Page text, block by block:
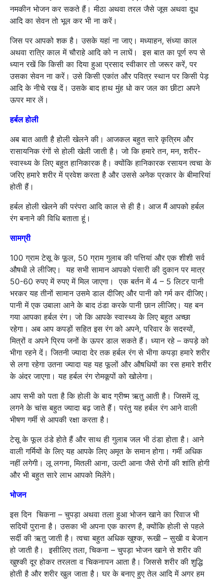
नमकीन भोजन कर सकते हैं। मीठा अथवा तरल जैसे जूस अथवा दूध
आदि का सेवन तो भूल कर भी ना करें।
जिस पर आपको शक है। उसके यहां ना जाए। मध्याहन, संध्या काल
अथवा रात्रि काल में चौराहे आदि को न लाघें। इस बात का पूर्ण रुप से
ध्यान रखें कि किसी का दिया हुआ प्रसाद स्वीकार तो जरूर करें, पर
उसका सेवन ना करें। उसे किसी एकांत और पवित्र स्थान पर किसी पेड़
आदि के नीचे रख दें। उसके बाद हाथ मुंह धो कर जल का छीटा अपने
ऊपर मार लें।
हर्बल होली
अब बात आती है होली खेलने की। आजकल बहुत सारे कृत्रिम और
रासायनिक रंगों से होली खेली जाती है। जो कि हमारे तन, मन, शरीर-
स्वास्थ्य के लिए बहुत हानिकारक है। क्योंकि हानिकारक रसायन त्वचा के
जरिए हमारे शरीर में प्रवेश करता है और उससे अनेक प्रकार के बीमारियां
होती हैं।
हर्बल होली खेलने की परंपरा आदि काल से ही है। आज मैं आपको हर्बल
रंग बनाने की विधि बताता हूं।
सामग्री
100 ग्राम टेसू के फूल, 50 ग्राम गुलाब की पत्तियां और एक शीशी सर्व
औषधी ले लीजिए। यह सभी सामान आपको पंसारी की दुकान पर मात्र
50-60 रुपए में रुपए में मिल जाएगा। एक बर्तन में 4 – 5 लिटर पानी
भरकर यह तीनों सामान उसमे डाल दीजिए और पानी को गर्म कर दीजिए।
पानी में एक उबाला आने के बाद ठंडा करके पानी छान लीजिए। यह बन
गया आपका हर्बल रंग। जो कि आपके स्वास्थ्य के लिए बहुत अच्छा
रहेगा। अब आप कपड़ों सहित इस रंग को अपने, परिवार के सदस्यों,
मित्रों व अपने प्रिय जनों के ऊपर डाल सकते हैं। ध्यान रहे – कपड़े को
भीगा रहने दें। जितनी ज्यादा देर तक हर्बल रंग से भीगा कपड़ा हमारे शरीर
से लगा रहेगा उतना ज्यादा यह यह फूलों और औषधियों का रस हमारे शरीर
के अंदर जाएगा। यह हर्बल रंग रोमकूपों को खोलेगा।
आप सभी को पता है कि होली के बाद ग्रीष्म ऋतु आती है। जिसमें लू
लगने के चांस बहुत ज्यादा बढ़ जाते हैं। परंतु यह हर्बल रंग आने वाली
भीषण गर्मी से आपकी रक्षा करता है।
टेसू के फूल ठंडे होते हैं और साथ ही गुलाब जल भी ठंडा होता है। आने
वाली गर्मियों के लिए यह आपके लिए अमृत के समान होगा। गर्मी अधिक
नहीं लगेगी। लू लगना, मितली आना, उल्टी आना जैसे रोगों की शांति होगी
और भी बहुत सारे लाभ आपको मिलेंगे।
भोजन
इस दिन चिकना – चुपड़ा अथवा तला हुआ भोजन खाने का रिवाज भी
सदियों पुराना है। उसका भी अपना एक कारण है, क्योंकि होली से पहले
सर्दी की ऋतु जाती है। त्वचा बहुत अधिक खुश्क, रूखी – सुखी व बेजान
हो जाती है। इसीलिए तला, चिकना – चुपड़ा भोजन खाने से शरीर की
खुश्की दूर होकर तरलता व चिकनापन आता है। जिससे शरीर की शुद्धि
होती है और शरीर खुल जाता है। घर के बनाए हुए तेल आदि में अगर हम